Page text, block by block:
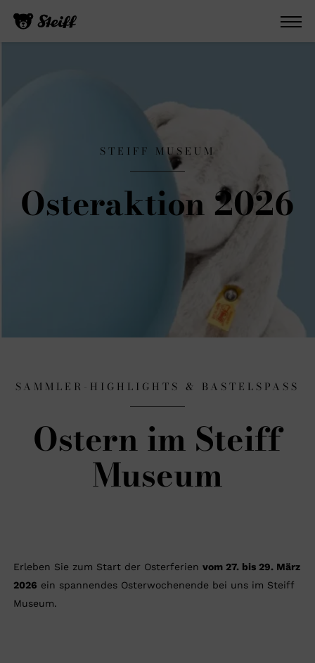
STEIFF MUSEUM
Osteraktion 2026
SAMMLER-HIGHLIGHTS & BASTELSPASS
Ostern im Steiff
Museum
Erleben Sie zum Start der Osterferienvom27. bis 29. März
2026 ein spannendes Osterwochenende bei uns im Steiff
Museum.